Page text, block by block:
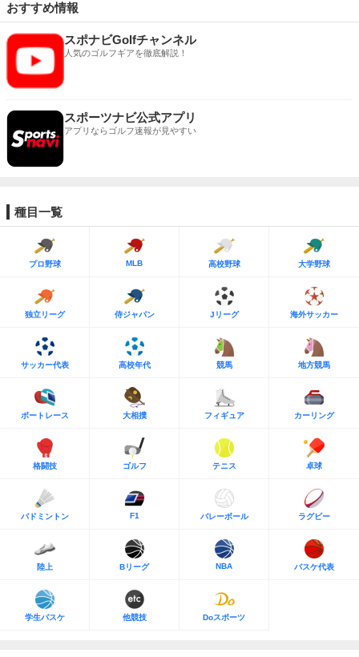
おすすめ情報
スポナビGolfチャンネル
人気のゴルフギアを徹底解説！
スポーツナビ公式アプリ
アプリならゴルフ速報が見やすい
種目一覧
プロ野球 MLB 高校野球 大学野球
独立リーグ 侍ジャパン Jリーグ 海外サッカー
サッカー代表 高校年代 競馬 地方競馬
ボートレース 大相撲 フィギュア カーリング
格闘技 ゴルフ テニス 卓球
バドミントン F1 バレーボール ラグビー
陸上 Bリーグ NBA バスケ代表
学生バスケ 他競技 Doスポーツ